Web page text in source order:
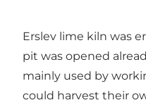
Erslev lime kiln was
pit was opened
mainly used by
could harvest their